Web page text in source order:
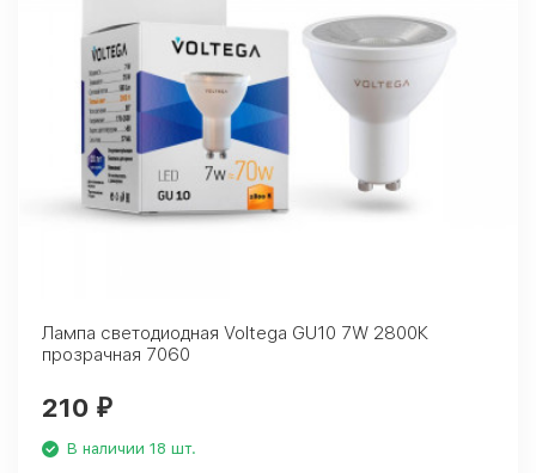
Лампа светодиодная Voltega GU10 7W 2800К
прозрачная 7060
210 ₽
В наличии 18 шт.